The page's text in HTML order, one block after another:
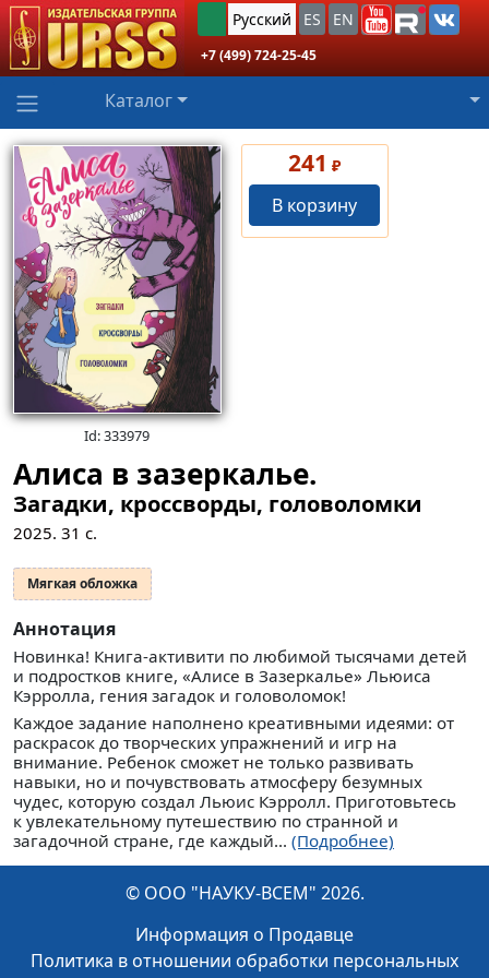
Русский ES EN
+7 (499) 724-25-45
Каталог
Id: 333979
241 ₽
В корзину
Алиса в зазеркалье.
Загадки, кроссворды, головоломки
2025. 31 с.
Мягкая обложка
Аннотация
Новинка! Книга-активити по любимой тысячами детей
и подростков книге, «Алисе в Зазеркалье» Льюиса
Кэрролла, гения загадок и головоломок!
Каждое задание наполнено креативными идеями: от
раскрасок до творческих упражнений и игр на
внимание. Ребенок сможет не только развивать
навыки, но и почувствовать атмосферу безумных
чудес, которую создал Льюис Кэрролл. Приготовьтесь
к увлекательному путешествию по странной и
загадочной стране, где каждый... (Подробнее)
© ООО "НАУКУ-ВСЕМ" 2026.
Информация о Продавце
Политика в отношении обработки персональных